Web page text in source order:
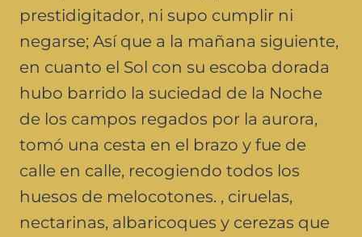
prestidigitador, ni supo cumplir ni
negarse; Así que a la mañana siguiente,
en cuanto el Sol con su escoba dorada
hubo barrido la suciedad de la Noche
de los campos regados por la aurora,
tomó una cesta en el brazo y fue de
calle en calle, recogiendo todos los
huesos de melocotones. , ciruelas,
nectarinas, albaricoques y cerezas que